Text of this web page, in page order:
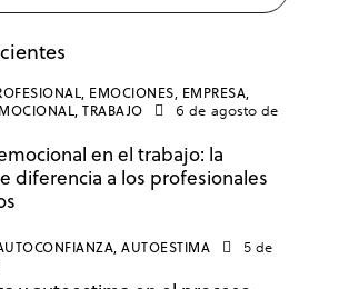
EMOCIONES, EMPRESA,
TRABAJO
6 de agosto de
en el trabajo: la
diferencia a los profesionales
AUTOESTIMA
5 de